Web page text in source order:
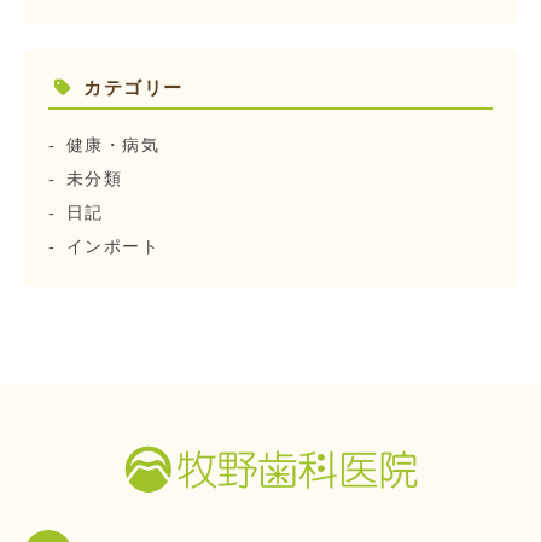
カテゴリー
健康・病気
未分類
日記
インポート